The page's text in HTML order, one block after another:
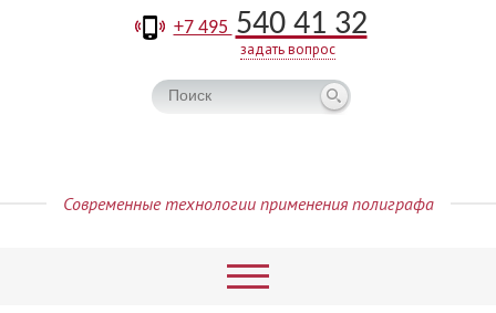
+7 495 540 41 32
задать вопрос
Современные технологии применения полиграфа